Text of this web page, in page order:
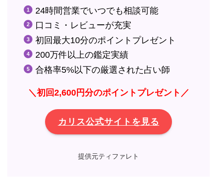
24時間営業でいつでも相談可能
口コミ・レビューが充実
初回最大10分のポイントプレゼント
200万件以上の鑑定実績
合格率5%以下の厳選された占い師
＼初回2,600円分のポイントプレゼント／
カリス公式サイトを見る
提供元ティファレト